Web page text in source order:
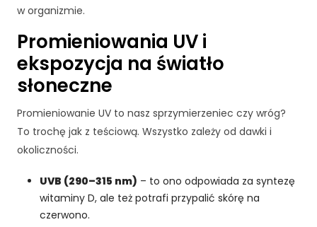
w organizmie.
Promieniowania UV i
ekspozycja na światło
słoneczne
Promieniowanie UV to nasz sprzymierzeniec czy wróg?
To trochę jak z teściową. Wszystko zależy od dawki i
okoliczności.
UVB (290–315 nm) – to ono odpowiada za syntezę
witaminy D, ale też potrafi przypalić skórę na
czerwono.